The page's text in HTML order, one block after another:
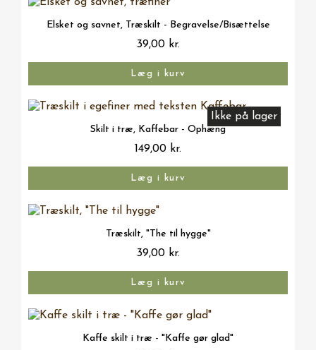
Vis her
Elsket og savnet, Træskilt - Begravelse/Bisættelse
39,00 kr.
Læg i kurv
Vis her
Ikke på lager
Skilt i træ, Kaffebar - Ophæng
149,00 kr.
Læg i kurv
Vis her
Træskilt, "The til hygge"
39,00 kr.
Læg i kurv
Vis her
Kaffe skilt i træ - "Kaffe gør glad"